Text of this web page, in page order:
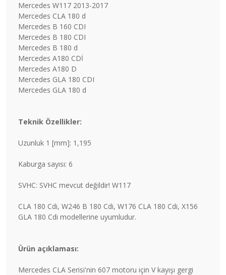
Mercedes W117 2013-2017
Mercedes CLA 180 d
Mercedes B 160 CDI
Mercedes B 180 CDI
Mercedes B 180 d
Mercedes A180 CDİ
Mercedes A180 D
Mercedes GLA 180 CDI
Mercedes GLA 180 d
Teknik Özellikler:
Uzunluk 1 [mm]: 1,195
Kaburga sayısı: 6
SVHC: SVHC mevcut değildir! W117
CLA 180 Cdi, W246 B 180 Cdi, W176 CLA 180 Cdi, X156
GLA 180 Cdi modellerine uyumludur.
Ürün açıklaması:
Mercedes CLA Serisi'nin 607 motoru için V kayışı gergi